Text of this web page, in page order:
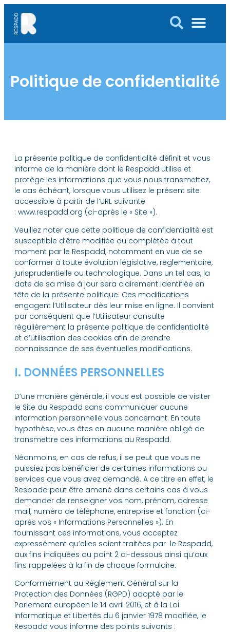
Politique de confidentialité
La présente politique de confidentialité définit et vous
informe de la manière dont le Respadd utilise et
protège les informations que vous nous transmettez,
le cas échéant, lorsque vous utilisez le présent site
accessible à partir de l’URL suivante
: www.respadd.org (ci-après le « Site »).
Veuillez noter que cette politique de confidentialité est
susceptible d’être modifiée ou complétée à tout
moment par le Respadd, notamment en vue de se
conformer à toute évolution législative, règlementaire,
jurisprudentielle ou technologique. Dans un tel cas, la
date de sa mise à jour sera clairement identifiée en
tête de la présente politique. Ces modifications
engagent l’Utilisateur dès leur mise en ligne. Il convient
par conséquent que l’Utilisateur consulte
régulièrement la présente politique de confidentialité
et d’utilisation des cookies afin de prendre
connaissance de ses éventuelles modifications.
I. DONNÉES PERSONNELLES
D’une manière générale, il vous est possible de visiter
le Site du Respadd sans communiquer aucune
information personnelle vous concernant. En toute
hypothèse, vous êtes en aucune manière obligé de
transmettre ces informations au Respadd.
Néanmoins, en cas de refus, il se peut que vous ne
puissiez pas bénéficier de certaines informations ou
services que vous avez demandé. A ce titre en effet, le
Respadd peut être amené dans certains cas à vous
demander de renseigner vos nom, prénom, adresse
mail, numéro de téléphone, entreprise et fonction (ci-
après vos « Informations Personnelles »). En
fournissant ces informations, vous acceptez
expressément qu’elles soient traitées par le Respadd,
aux fins indiquées au point 2 ci-dessous ainsi qu’aux
fins rappelées à la fin de chaque formulaire.
Conformément au Règlement Général sur la
Protection des Données (RGPD) adopté par le
Parlement européen le 14 avril 2016, et à la Loi
Informatique et Libertés du 6 janvier 1978 modifiée, le
Respadd vous informe des points suivants :